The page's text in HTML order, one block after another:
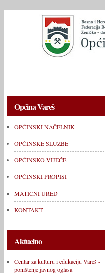
Općina Vareš
OPĆINSKI NAČELNIK
OPĆINSKE SLUŽBE
OPĆINSKO VIJEĆE
OPĆINSKI PROPISI
MATIČNI URED
KONTAKT
Aktuelno
Centar za kulturu i edukaciju Vareš -
poništenje javnog oglasa